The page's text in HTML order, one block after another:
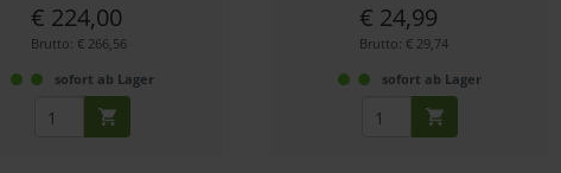
€ 224,00
Brutto: € 266,56
sofort ab Lager
€ 24,99
Brutto: € 29,74
sofort ab Lager